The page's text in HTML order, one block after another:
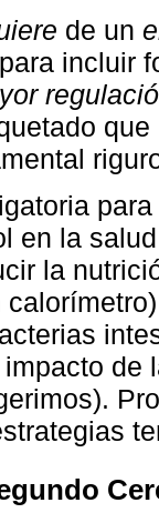
de un
incluir
en la
la
de